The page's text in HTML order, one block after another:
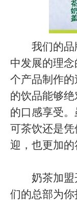
我们的品牌
中发展的理
个产品制作
的饮品能够
的口感享受
可茶饮还是
迎，也更加
奶茶加盟
们的总部为